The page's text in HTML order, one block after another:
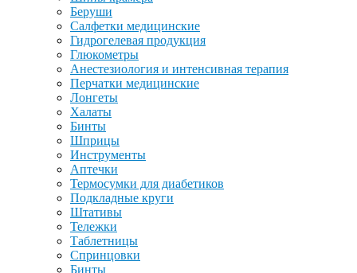
Беруши
Салфетки медицинские
Гидрогелевая продукция
Глюкометры
Анестезиология и интенсивная терапия
Перчатки медицинские
Лонгеты
Халаты
Бинты
Шприцы
Инструменты
Аптечки
Термосумки для диабетиков
Подкладные круги
Штативы
Тележки
Таблетницы
Спринцовки
Бинты